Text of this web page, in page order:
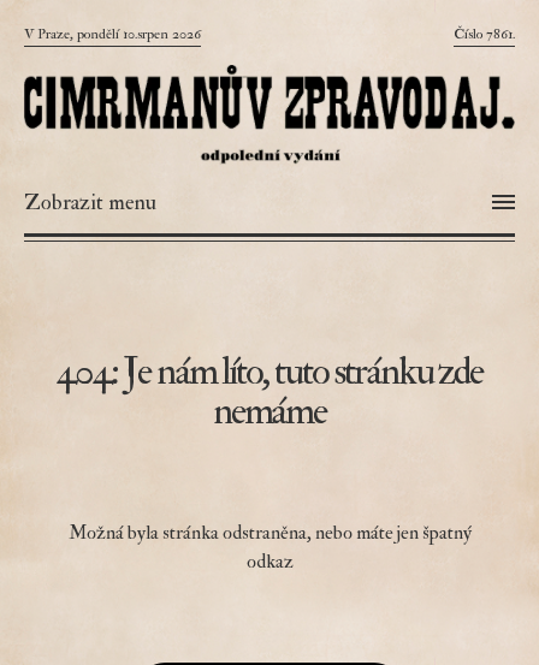
V Praze, pondělí 10.srpen 2026 Číslo 7861.
Zobrazit menu
404: Je nám líto, tuto stránku zde
nemáme
Možná byla stránka odstraněna, nebo máte jen špatný
odkaz